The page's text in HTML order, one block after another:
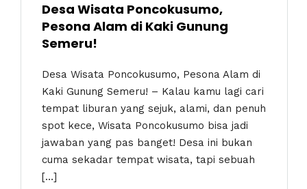
Desa Wisata Poncokusumo,
Pesona Alam di Kaki Gunung
Semeru!
Desa Wisata Poncokusumo, Pesona Alam di
Kaki Gunung Semeru! – Kalau kamu lagi cari
tempat liburan yang sejuk, alami, dan penuh
spot kece, Wisata Poncokusumo bisa jadi
jawaban yang pas banget! Desa ini bukan
cuma sekadar tempat wisata, tapi sebuah
[…]